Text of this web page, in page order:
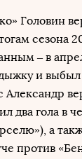
Головин
сезона
– в
и выбыл
Александр
два гола в
а
против